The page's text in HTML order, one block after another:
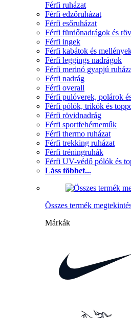
Férfi ruházat
Férfi edzőruházat
Férfi esőruházat
Férfi fürdőnadrágok és
Férfi ingek
Férfi kabátok és
Férfi leggings nadrágok
Férfi merinó gyapjú
Férfi nadrág
Férfi overall
Férfi pulóverek, polárok
Férfi pólók, trikók és
Férfi rövidnadrág
Férfi sportfehérneműk
Férfi thermo ruházat
Férfi trekking ruházat
Férfi tréningruhák
Férfi UV-védő pólók és
Láss többet...
Összes termék
Márkák